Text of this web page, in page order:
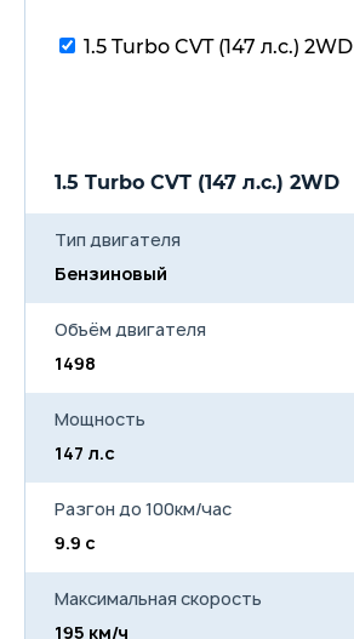
1.5 Turbo CVT (147 л.с.) 2WD
1.5 Turbo CVT (147 л.с.) 2WD
Тип двигателя
Бензиновый
Объём двигателя
1498
Мощность
147 л.с
Разгон до 100км/час
9.9 с
Максимальная скорость
195 км/ч